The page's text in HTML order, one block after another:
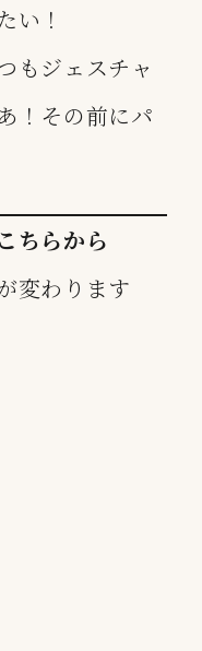
い！
もジェスチャ
！その前にパ
ちらから
変わります